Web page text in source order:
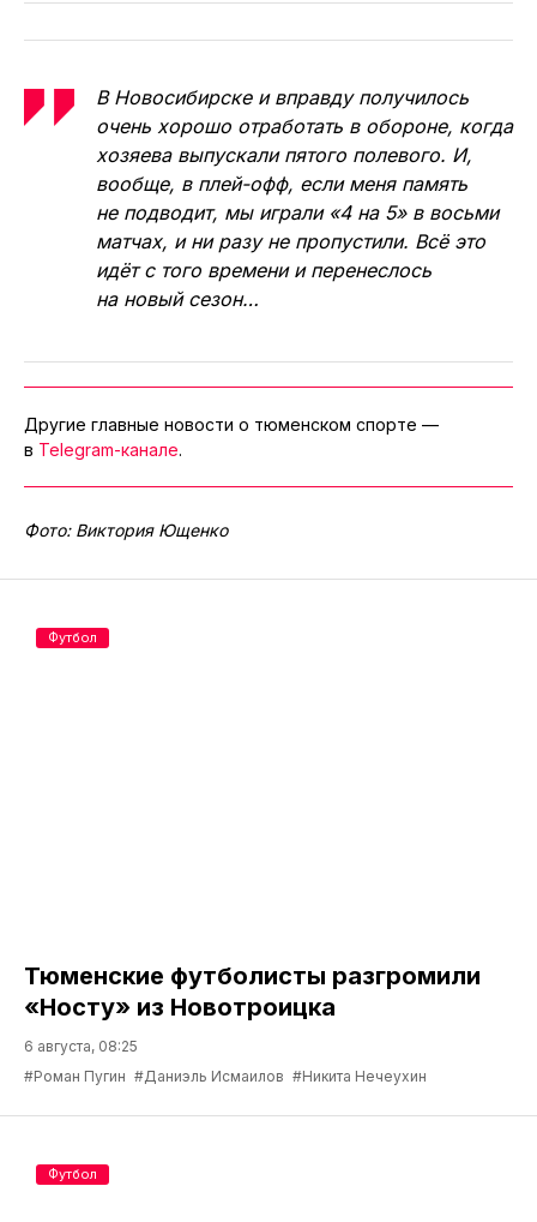
В Новосибирске и вправду получилось
очень хорошо отработать в обороне, когда
хозяева выпускали пятого полевого. И,
вообще, в плей-офф, если меня память
не подводит, мы играли «4 на 5» в восьми
матчах, и ни разу не пропустили. Всё это
идёт с того времени и перенеслось
на новый сезон…
Другие главные новости о тюменском спорте —
в Telegram-канале.
Фото: Виктория Ющенко
Тюменские футболисты разгромили
«Носту» из Новотроицка
6 августа, 08:25
#Роман Пугин #Даниэль Исмаилов #Никита Нечеухин
Футбол
Футбол